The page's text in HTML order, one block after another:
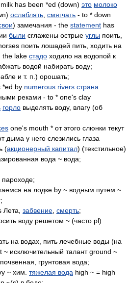
has been *ed (down) это молоко
ослаблять смягчать - to * down
) замечания - the statement has
были сглажены острые углы поить,
поить лошадей пить, ходить на
the lake стадо ходило на водопой к
водой набирать воду;
и т. п.) орошать;
*ed by numerous rivers страна
реками - to * one's clay
горло выделять воду, влагу (об
one's mouth * от этого слюнки текут
дыма у него слезились глаза
(акционерный капитал) (текстильное)
вода ~ вода;
на лодке by ~ водным путем ~
забвение смерть;
воду решетом ~ (часто pl)
на водах, пить лечебные воды (на
~ исключительный талант ground ~
грунтовая вода;
~ хим. тяжелая вода high ~ = high